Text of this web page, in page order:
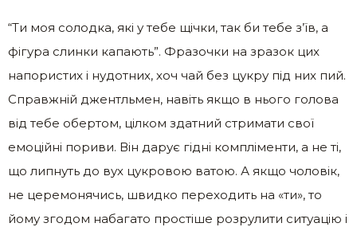
“Ти моя солодка, які у тебе щічки, так би тебе з’їв, а
фігура слинки капають”. Фразочки на зразок цих
напористих і нудотних, хоч чай без цукру під них пий.
Справжній джентльмен, навіть якщо в нього голова
від тебе обертом, цілком здатний стримати свої
емоційні пориви. Він дарує гідні компліменти, а не ті,
що липнуть до вух цукровою ватою. А якщо чоловік,
не церемонячись, швидко переходить на «ти», то
йому згодом набагато простіше розрулити ситуацію і